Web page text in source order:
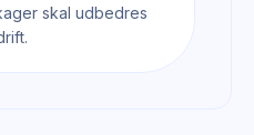
skal udbedres